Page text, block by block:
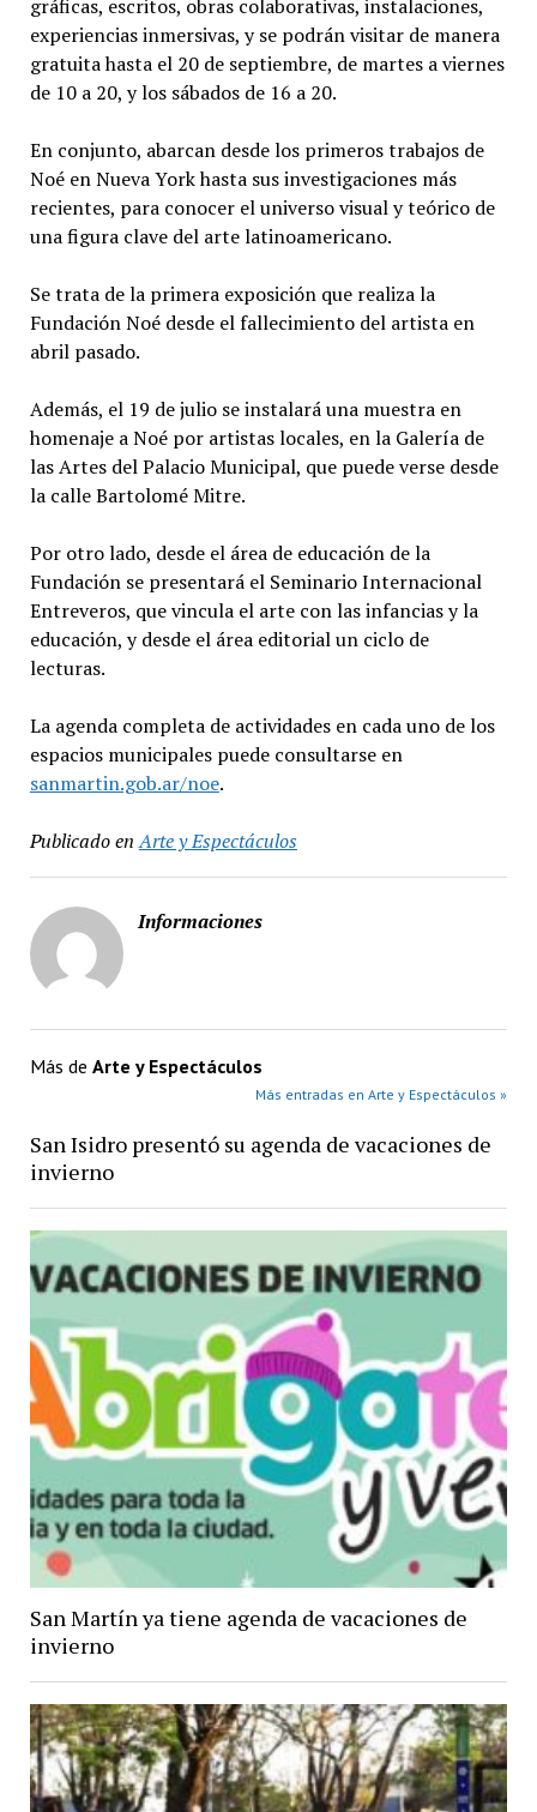
gráficas, escritos, obras colaborativas, instalaciones,
experiencias inmersivas, y se podrán visitar de manera
gratuita hasta el 20 de septiembre, de martes a viernes
de 10 a 20, y los sábados de 16 a 20.
En conjunto, abarcan desde los primeros trabajos de
Noé en Nueva York hasta sus investigaciones más
recientes, para conocer el universo visual y teórico de
una figura clave del arte latinoamericano.
Se trata de la primera exposición que realiza la
Fundación Noé desde el fallecimiento del artista en
abril pasado.
Además, el 19 de julio se instalará una muestra en
homenaje a Noé por artistas locales, en la Galería de
las Artes del Palacio Municipal, que puede verse desde
la calle Bartolomé Mitre.
Por otro lado, desde el área de educación de la
Fundación se presentará el Seminario Internacional
Entreveros, que vincula el arte con las infancias y la
educación, y desde el área editorial un ciclo de
lecturas.
La agenda completa de actividades en cada uno de los
espacios municipales puede consultarse en
sanmartin.gob.ar/noe.
Publicado en Arte y Espectáculos
Informaciones
Más de Arte y Espectáculos
Más entradas en Arte y Espectáculos »
San Isidro presentó su agenda de vacaciones de
invierno
San Martín ya tiene agenda de vacaciones de
invierno